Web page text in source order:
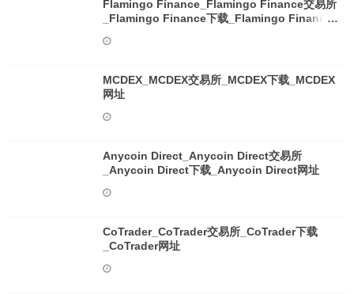
Flamingo Finance_Flamingo Finance交易所
_Flamingo Finance下载_Flamingo Finance
MCDEX_MCDEX交易所_MCDEX下载_MCDEX
网址
Anycoin Direct_Anycoin Direct交易所
_Anycoin Direct下载_Anycoin Direct网址
CoTrader_CoTrader交易所_CoTrader下载
_CoTrader网址